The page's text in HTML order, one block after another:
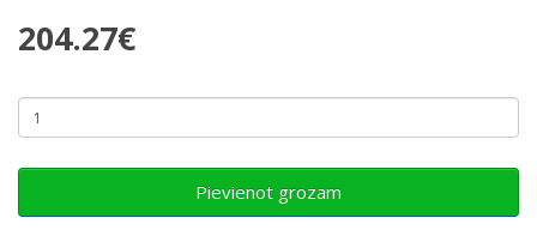
204.27€
Pievienot grozam